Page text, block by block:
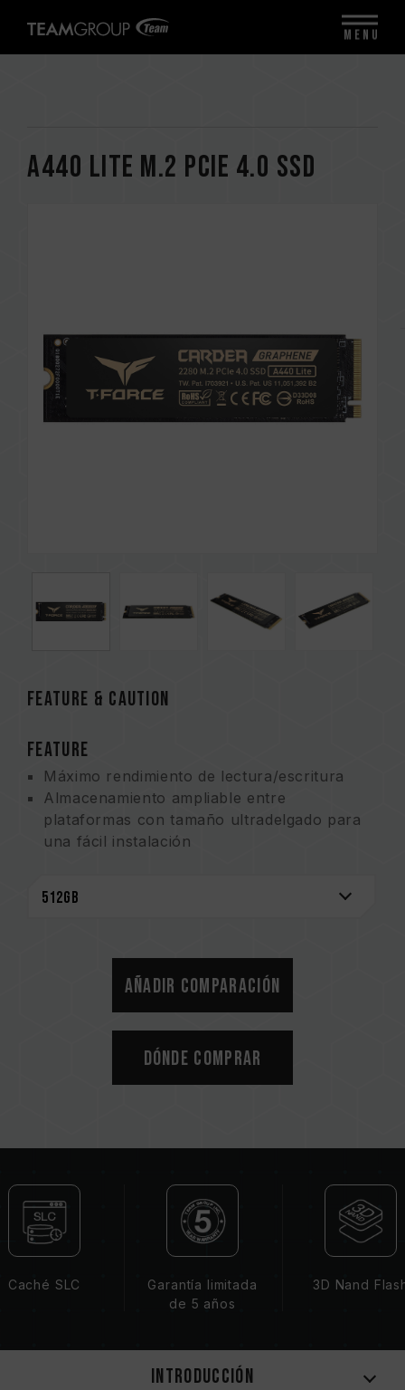
A440 Lite M.2 PCIe 4.0 SSD
FEATURE & CAUTION
FEATURE
Máximo rendimiento de lectura/escritura
Almacenamiento ampliable entre
plataformas con tamaño ultradelgado para
una fácil instalación
El rendimiento optimizado ofrece
Ser ecológicos para la conservación de la
Disipador de calor de grafeno patentado
US11051392B2
Número de patente de innovación en
China: CN 211019739 U
Número de patente de innovación en
Taiwán: I751753
Añadir comparación
Dónde comprar
Caché SLC
Garantía limitada
de 5 años
3D Nand
Introducción
MENU